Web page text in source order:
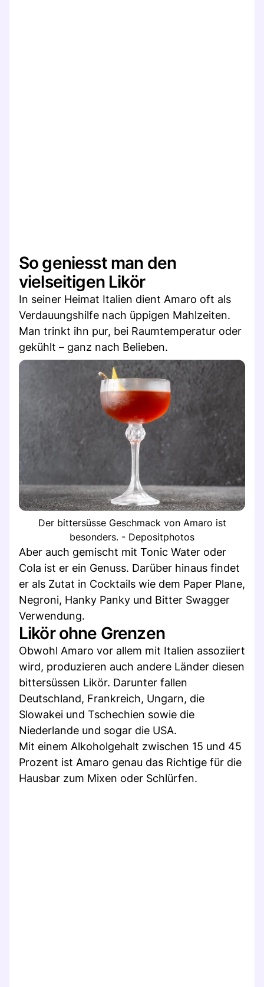
So geniesst man den
vielseitigen Likör
In seiner Heimat Italien dient Amaro oft als
Verdauungshilfe nach üppigen Mahlzeiten.
Man trinkt ihn pur, bei Raumtemperatur oder
gekühlt – ganz nach Belieben.
Der bittersüsse Geschmack von Amaro ist
besonders. - Depositphotos
Aber auch gemischt mit Tonic Water oder
Cola ist er ein Genuss. Darüber hinaus findet
er als Zutat in Cocktails wie dem Paper Plane,
Negroni, Hanky Panky und Bitter Swagger
Verwendung.
Likör ohne Grenzen
Obwohl Amaro vor allem mit Italien assoziiert
wird, produzieren auch andere Länder diesen
bittersüssen Likör. Darunter fallen
Deutschland, Frankreich, Ungarn, die
Slowakei und Tschechien sowie die
Niederlande und sogar die USA.
Mit einem Alkoholgehalt zwischen 15 und 45
Prozent ist Amaro genau das Richtige für die
Hausbar zum Mixen oder Schlürfen.